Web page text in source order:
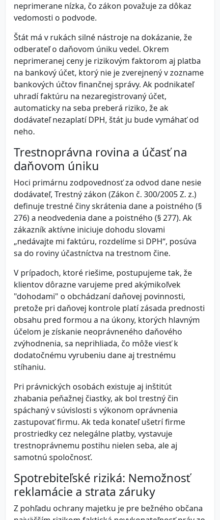
neprimerane nízka, čo zákon považuje za dôkaz
vedomosti o podvode.
Štát má v rukách silné nástroje na dokázanie, že
odberateľ o daňovom úniku vedel. Okrem
neprimeranej ceny je rizikovým faktorom aj platba
na bankový účet, ktorý nie je zverejnený v zozname
bankových účtov finančnej správy. Ak podnikateľ
uhradí faktúru na nezaregistrovaný účet,
automaticky na seba preberá riziko, že ak
dodávateľ nezaplatí DPH, štát ju bude vymáhať od
neho.
Trestnoprávna rovina a účasť na
daňovom úniku
Hoci primárnu zodpovednosť za odvod dane nesie
dodávateľ, Trestný zákon (Zákon č. 300/2005 Z. z.)
definuje trestné činy skrátenia dane a poistného (§
276) a neodvedenia dane a poistného (§ 277). Ak
zákazník aktívne iniciuje dohodu slovami
„nedávajte mi faktúru, rozdelíme si DPH“, posúva
sa do roviny účastníctva na trestnom čine.
V prípadoch, ktoré riešime, postupujeme tak, že
klientov dôrazne varujeme pred akýmikoľvek
"dohodami" o obchádzaní daňovej povinnosti,
pretože pri daňovej kontrole platí zásada prednosti
obsahu pred formou a na úkony, ktorých hlavným
účelom je získanie neoprávneného daňového
zvýhodnenia, sa neprihliada, čo môže viesť k
dodatočnému vyrubeniu dane aj trestnému
stíhaniu.
Pri právnických osobách existuje aj inštitút
zhabania peňažnej čiastky, ak bol trestný čin
spáchaný v súvislosti s výkonom oprávnenia
zastupovať firmu. Ak teda konateľ ušetrí firme
prostriedky cez nelegálne platby, vystavuje
trestnoprávnemu postihu nielen seba, ale aj
samotnú spoločnosť.
Spotrebiteľské riziká: Nemožnosť
reklamácie a strata záruky
Z pohľadu ochrany majetku je pre bežného občana